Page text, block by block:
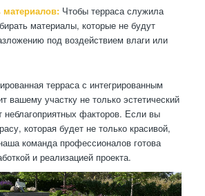
материалов:Чтобы терраса служила
материалы, которые не будут
под воздействием влаги или
терраса с интегрированным
вашему участку не только эстетический
неблагоприятных факторов. Если вы
которая будет не только красивой,
команда профессионалов готова
и реализацией проекта.